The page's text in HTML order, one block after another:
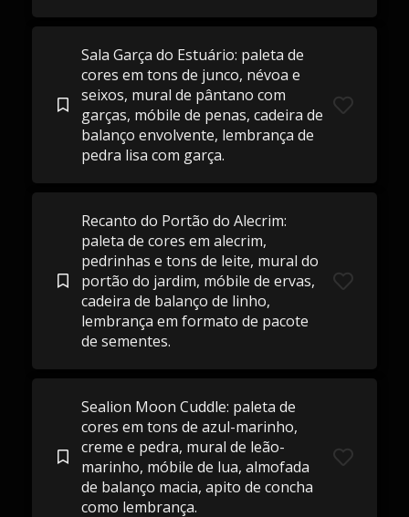
Sala Garça do Estuário: paleta de
cores em tons de junco, névoa e
seixos, mural de pântano com
garças, móbile de penas, cadeira de
balanço envolvente, lembrança de
pedra lisa com garça.
Recanto do Portão do Alecrim:
paleta de cores em alecrim,
pedrinhas e tons de leite, mural do
portão do jardim, móbile de ervas,
cadeira de balanço de linho,
lembrança em formato de pacote
de sementes.
Sealion Moon Cuddle: paleta de
cores em tons de azul-marinho,
creme e pedra, mural de leão-
marinho, móbile de lua, almofada
de balanço macia, apito de concha
como lembrança.